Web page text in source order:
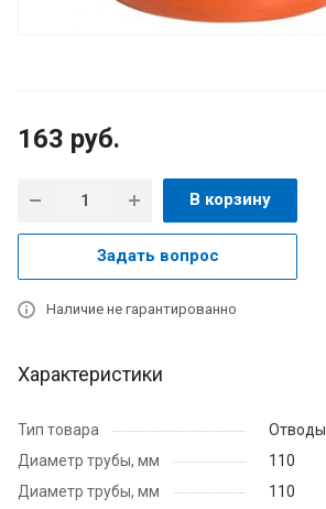
163 руб.
В корзину
Задать вопрос
Наличие не гарантированно
Характеристики
Тип товара
Отводы
Диаметр трубы, мм
110
Диаметр трубы, мм
110